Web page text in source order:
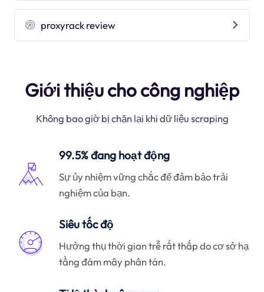
proxyrack review
Giới thiệu cho công nghiệp
Không bao giờ bị chặn lại khi dữ liệu scraping
99.5% đang hoạt động
Sự ủy nhiệm vững chắc để đảm bảo trải
nghiệm của bạn.
Siêu tốc độ
Hưởng thụ thời gian trễ rất thấp do cơ sở hạ
tầng đám mây phân tán.